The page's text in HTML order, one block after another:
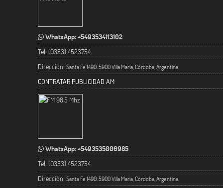
WhatsApp: +5493534113102
Tel: (0353) 4523754
Dirección: Santa Fe 1490. 5900 Villa María, Córdoba, Argentina.
CONTRATAR PUBLICIDAD AM
WhatsApp: +5493535006985
Tel: (0353) 4523754
Dirección: Santa Fe 1490. 5900 Villa María, Córdoba, Argentina.